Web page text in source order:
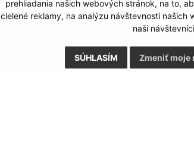
prehliadania našich webových stránok, na to,
cielené reklamy, na analýzu návštevnosti
naši
SÚHLASÍM Zmeniť moje